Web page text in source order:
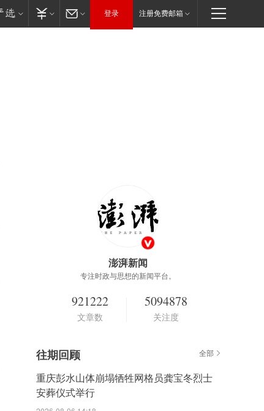
登录 注册免费邮箱
澎湃新闻
专注时政与思想的新闻平台。
921222
文章数
5094878
关注度
往期回顾 全部
重庆彭水山体崩塌牺牲网格员龚宝冬烈士
安葬仪式举行